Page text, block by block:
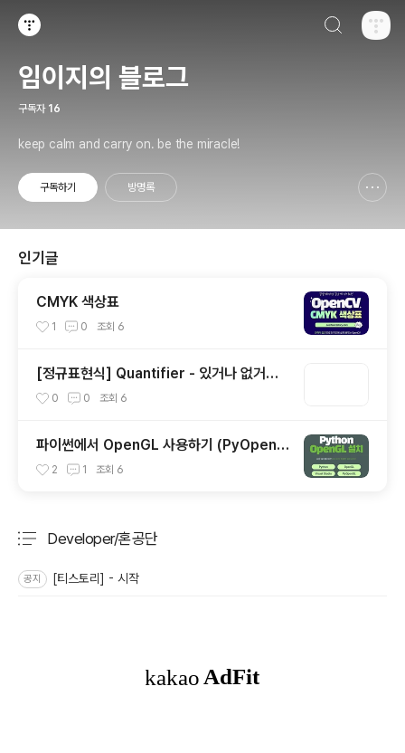
임이지의 블로그
구독자 16
keep calm and carry on. be the miracle!
구독하기 방명록
인기글
CMYK 색상표
1 0 조회 6
[정규표현식] Quantifier - 있거나 없거나?
(1)0 0 조회 6
파이썬에서 OpenGL 사용하기 (PyOpenG
L) 2 1 조회 6
Developer/혼공단
공지 [티스토리] - 시작